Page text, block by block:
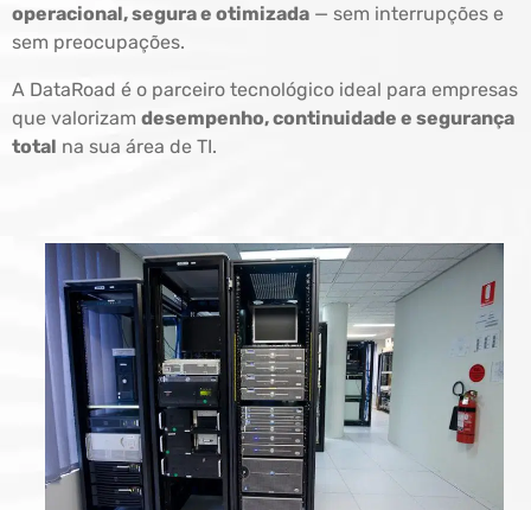
operacional, segura e otimizada — sem interrupções e
sem preocupações.
A DataRoad é o parceiro tecnológico ideal para empresas
que valorizam desempenho, continuidade e segurança
total na sua área de TI.